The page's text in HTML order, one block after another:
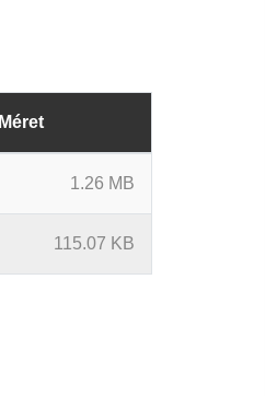
Méret
1.26 MB
115.07 KB